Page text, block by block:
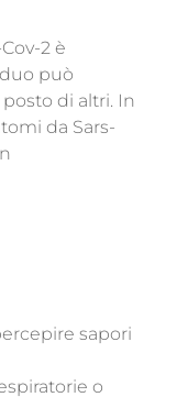
2 è
può
di altri. In
da Sars-
sapori
o